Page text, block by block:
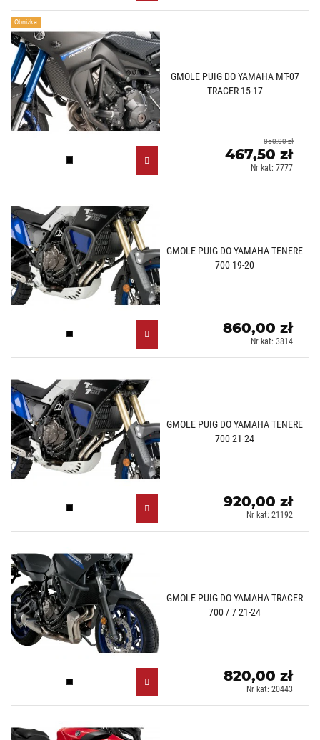
GMOLE PUIG DO YAMAHA MT-07
TRACER 15-17
Czarny (N)
Obniżka
467,50 zł
850,00 zł
Nr kat: 7777
GMOLE PUIG DO YAMAHA TENERE
700 19-20
Czarny (N)
860,00 zł
Nr kat: 3814
GMOLE PUIG DO YAMAHA TENERE
700 21-24
Czarny (N)
920,00 zł
Nr kat: 21192
GMOLE PUIG DO YAMAHA TRACER
700 / 7 21-24
Czarny (N)
820,00 zł
Nr kat: 20443